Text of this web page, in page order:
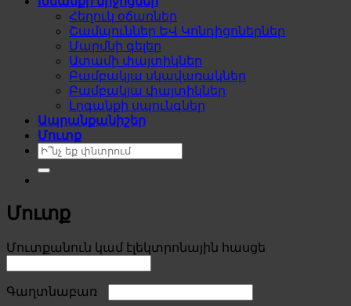
Հեղուկ օճառներ
Շամպուններ ԵՎ Կոնդիցոներներ
Մարմնի գելեր
Ատամի փայտիկներ
Բամբակյա սկավառակներ
Բամբակյա փայտիկներ
Լոգանքի սպունգներ
Ապրանքանիշեր
Մուտք
Search
for:
Մուտք
Մուտքանուն կամ էլեկտրոնային հասցե
Գաղտնաբառ